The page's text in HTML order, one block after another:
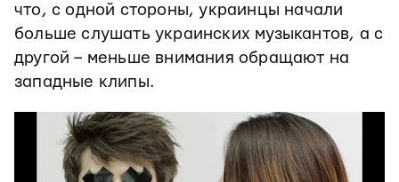
что, с одной стороны, украинцы начали
больше слушать украинских музыкантов, а с
другой – меньше внимания обращают на
западные клипы.